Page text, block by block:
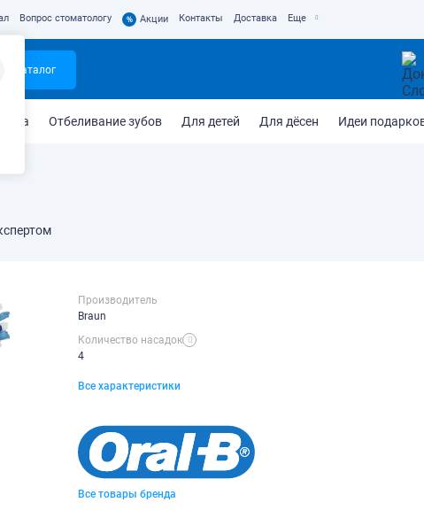
Вопрос стоматологу % Акции Контакты Доставка Еще
Каталог
Отбеливание зубов Для детей Для дёсен Идеи
Производитель
Braun
Количество насадок
4
Все характеристики
Все товары бренда